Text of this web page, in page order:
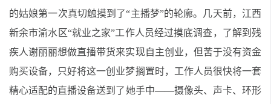
的姑娘第一次真切触摸到了“主播梦”的轮廓。几天前，江西
新余市渝水区“就业之家”工作人员经过摸底调查，了解到残
疾人谢丽丽想做直播带货来实现自主创业，但苦于没有资金
购买设备，只好将这一创业梦搁置时，工作人员很快将一套
精心适配的直播设备送到了她手中——摄像头、声卡、环形